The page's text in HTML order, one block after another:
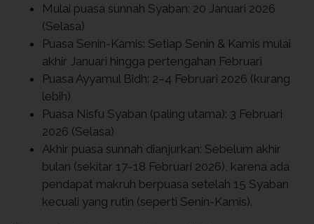
Mulai puasa sunnah Syaban: 20 Januari 2026
(Selasa)
Puasa Senin-Kamis: Setiap Senin & Kamis mulai
akhir Januari hingga pertengahan Februari
Puasa Ayyamul Bidh: 2–4 Februari 2026 (kurang
lebih)
Puasa Nisfu Syaban (paling utama): 3 Februari
2026 (Selasa)
Akhir puasa sunnah dianjurkan: Sebelum akhir
bulan (sekitar 17–18 Februari 2026), karena ada
pendapat makruh berpuasa setelah 15 Syaban
kecuali yang rutin (seperti Senin-Kamis).